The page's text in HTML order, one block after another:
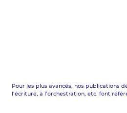
Pour les plus avancés, nos publications
l‘écriture, à l’orchestration, etc. font